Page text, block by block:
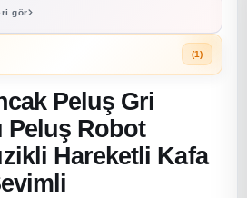
gör
(1)
Peluş Gri
Peluş Robot
Hareketli Kafa